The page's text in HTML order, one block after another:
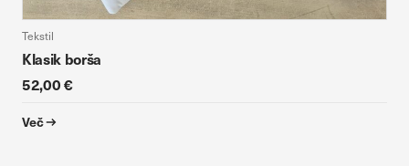
Tekstil
Klasik borša
52,00 €
Več